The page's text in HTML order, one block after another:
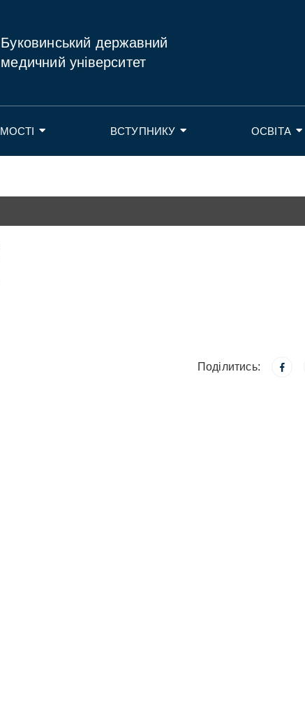
Буковинський державний
медичний університет
ВСТУПНИКУ ОСВІТА
Поділитись: